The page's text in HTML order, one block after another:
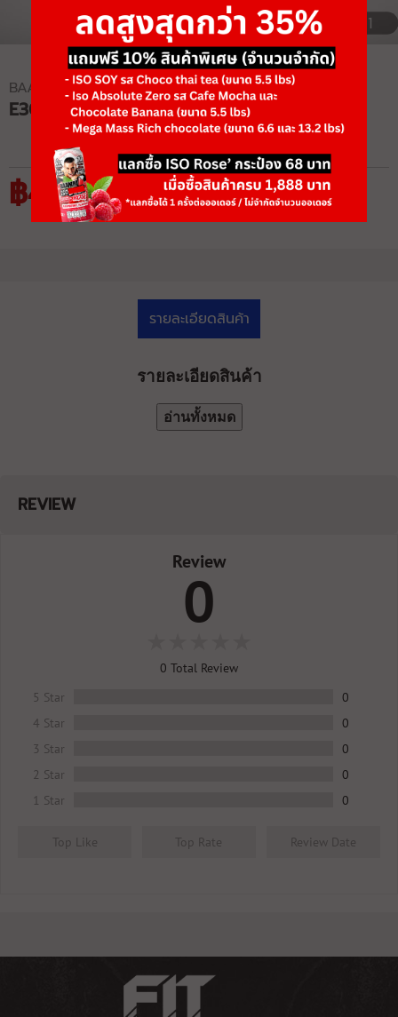
1/1
BAAMXERCORE
E3057 HACK SQUAT
฿48,425 ฿74,500
รายละเอียดสินค้า
รายละเอียดสินค้า
อ่านทั้งหมด
REVIEW
Review
0
0 Total Review
5 Star
0
4 Star
0
3 Star
0
2 Star
0
1 Star
0
Top Like Top Rate Review Date